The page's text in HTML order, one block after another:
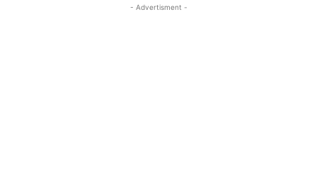
- Advertisment -